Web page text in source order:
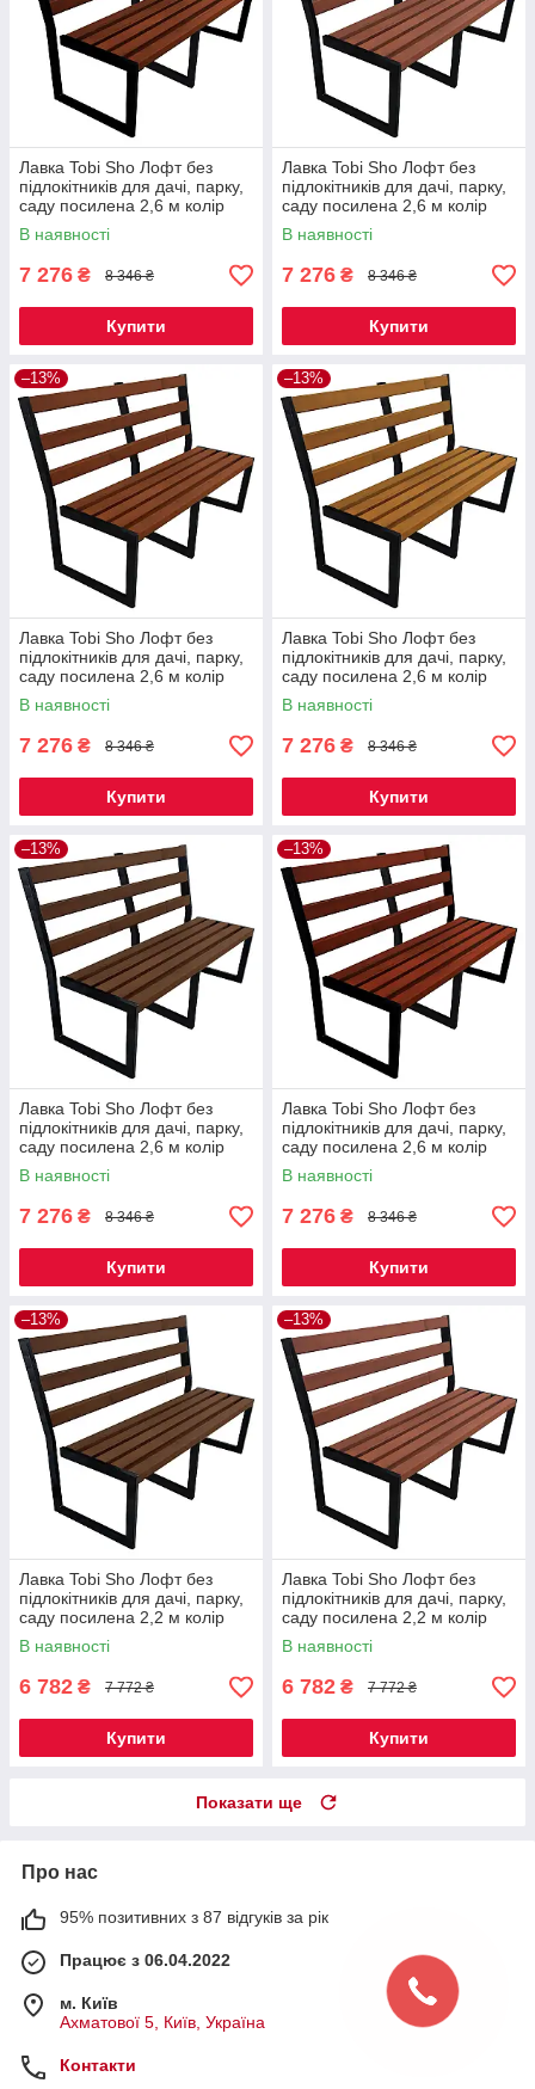
Лавка Tobi Sho Лофт без
підлокітників для дачі, парку,
саду посилена 2,6 м колір
каштан
В наявності
7 276 ₴ 8 346 ₴
Купити
Лавка Tobi Sho Лофт без
підлокітників для дачі, парку,
саду посилена 2,6 м колір
черешня
В наявності
7 276 ₴ 8 346 ₴
Купити
–13%
Лавка Tobi Sho Лофт без
підлокітників для дачі, парку,
саду посилена 2,6 м колір
макасар
В наявності
7 276 ₴ 8 346 ₴
Купити
–13%
Лавка Tobi Sho Лофт без
підлокітників для дачі, парку,
саду посилена 2,6 м колір
дуб
В наявності
7 276 ₴ 8 346 ₴
Купити
–13%
Лавка Tobi Sho Лофт без
підлокітників для дачі, парку,
саду посилена 2,6 м колір
горіх
В наявності
7 276 ₴ 8 346 ₴
Купити
–13%
Лавка Tobi Sho Лофт без
підлокітників для дачі, парку,
саду посилена 2,6 м колір
махагоній
В наявності
7 276 ₴ 8 346 ₴
Купити
–13%
Лавка Tobi Sho Лофт без
підлокітників для дачі, парку,
саду посилена 2,2 м колір
горіх
В наявності
6 782 ₴ 7 772 ₴
Купити
–13%
Лавка Tobi Sho Лофт без
підлокітників для дачі, парку,
саду посилена 2,2 м колір
черешня
В наявності
6 782 ₴ 7 772 ₴
Купити
Показати ще
Про нас
95% позитивних з 87 відгуків за рік
Працює з 06.04.2022
м. Київ
Ахматової 5, Київ, Україна
Контакти